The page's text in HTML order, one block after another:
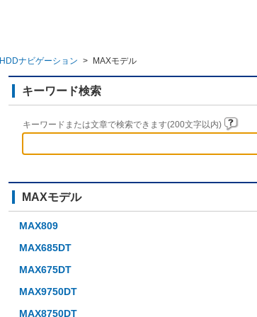
HDDナビゲーション > MAXモデル
キーワード検索
キーワードまたは文章で検索できます(200文字以内)
MAXモデル
MAX809
MAX685DT
MAX675DT
MAX9750DT
MAX8750DT